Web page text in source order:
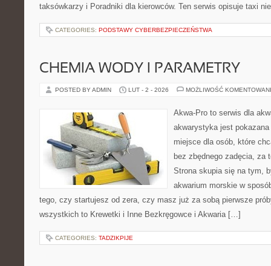
taksówkarzy i Poradniki dla kierowców. Ten serwis opisuje taxi
CATEGORIES: PODSTAWY CYBERBEZPIECZEŃSTWA
CHEMIA WODY I PARAMETRY
POSTED BY ADMIN LUT - 2 - 2026 MOŻLIWOŚĆ
Akwa-Pro to serwis dla
akwarystyka jest
miejsce dla osób, które
bez zbędnego zadęcia, za
Strona skupia się na tym,
akwarium morskie w
tego, czy startujesz od zera, czy masz już za sobą pierwsze
wszystkich to Krewetki i Inne Bezkręgowce i Akwaria […]
CATEGORIES: TADZIKPIJE